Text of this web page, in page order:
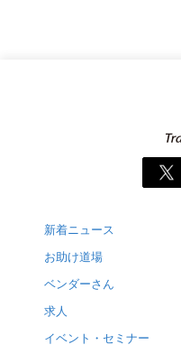
新着ニュース
お助け道場
ベンダーさん
求人
イベント・セミナー